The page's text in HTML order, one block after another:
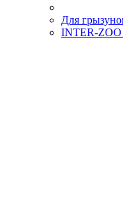
Для
INTER-ZOO